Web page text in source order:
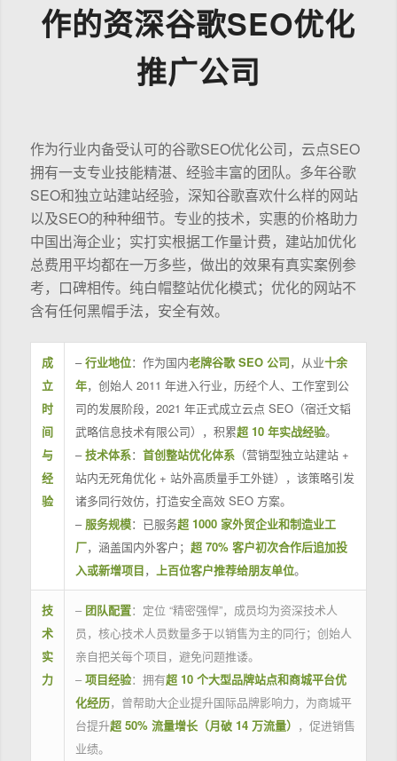
作的资深谷歌SEO优化
推广公司
作为行业内备受认可的谷歌SEO优化公司，云点SEO
拥有一支专业技能精湛、经验丰富的团队。多年谷歌
SEO和独立站建站经验，深知谷歌喜欢什么样的网站
以及SEO的种种细节。专业的技术，实惠的价格助力
中国出海企业；实打实根据工作量计费，建站加优化
总费用平均都在一万多些，做出的效果有真实案例参
考，口碑相传。纯白帽整站优化模式；优化的网站不
含有任何黑帽手法，安全有效。
成
立
时
间
与
经
验
–行业地位：作为国内老牌谷歌 SEO 公司，从业十余
年，创始人 2011 年进入行业，历经个人、工作室到公
司的发展阶段，2021 年正式成立云点 SEO（宿迁文韬
武略信息技术有限公司），积累超 10 年实战经验。
–技术体系： 首创整站优化体系（营销型独立站建站 +
站内无死角优化 + 站外高质量手工外链），该策略引发
诸多同行效仿，打造安全高效 SEO 方案。
– 服务规模：已服务超 1000 家外贸企业和制造业工
厂，涵盖国内外客户； 超 70% 客户初次合作后追加投
入或新增项目， 上百位客户推荐给朋友单位。
技
术
实
力
– 团队配置：定位 “精密强悍”，成员均为资深技术人
员，核心技术人员数量多于以销售为主的同行；创始人
亲自把关每个项目，避免问题推诿。
– 项目经验：拥有超 10 个大型品牌站点和商城平台优
化经历，曾帮助大企业提升国际品牌影响力，为商城平
台提升超 50% 流量增长（月破 14 万流量） ，促进销售
业绩。